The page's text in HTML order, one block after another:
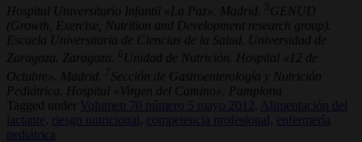
Hospital Universitario Infantil «La Paz». Madrid. 5GENUD
(Growth, Exercise, Nutrition and Development research group).
Escuela Universitaria de Ciencias de la Salud. Universidad de
Zaragoza. Zaragoza. 6 Unidad de Nutrición. Hospital «12 de
Octubre». Madrid. 7 Sección de Gastroenterología y Nutrición
Pediátrica. Hospital «Virgen del Camino». Pamplona
Tagged under
Volumen 70 número 5 mayo 2012,
Alimentación del
lactante,
riesgo nutricional, competencia profesional,
enfermería
pediátrica